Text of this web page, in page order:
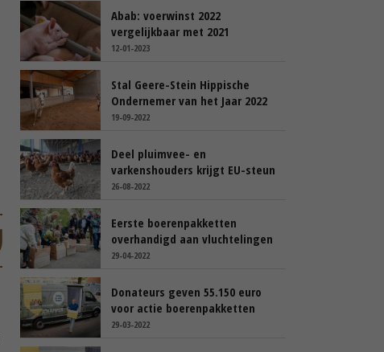
Abab: voerwinst 2022
vergelijkbaar met 2021
12-01-2023
Stal Geere-Stein Hippische
Ondernemer van het Jaar 2022
19-09-2022
Deel pluimvee- en
varkenshouders krijgt EU-steun
26-08-2022
Eerste boerenpakketten
overhandigd aan vluchtelingen
29-04-2022
Donateurs geven 55.150 euro
voor actie boerenpakketten
29-03-2022